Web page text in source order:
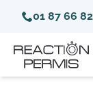
01 87 66